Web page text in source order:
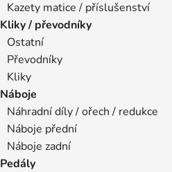
Kazety matice / příslušenství
Kliky / převodníky
Ostatní
Převodníky
Kliky
Náboje
Náhradní díly / ořech / redukce
Náboje přední
Náboje zadní
Pedály